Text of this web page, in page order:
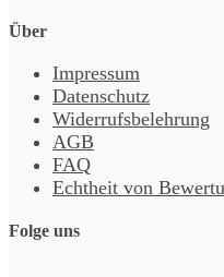
Über
Impressum
Datenschutz
Widerrufsbelehrung
AGB
FAQ
Echtheit von
Folge uns